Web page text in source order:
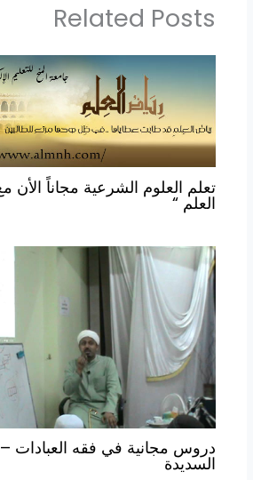
Related Posts
تعلم العلوم الشرعية مجاناً
العلم “
دروس مجانية في فقه العبادات –
السديدة